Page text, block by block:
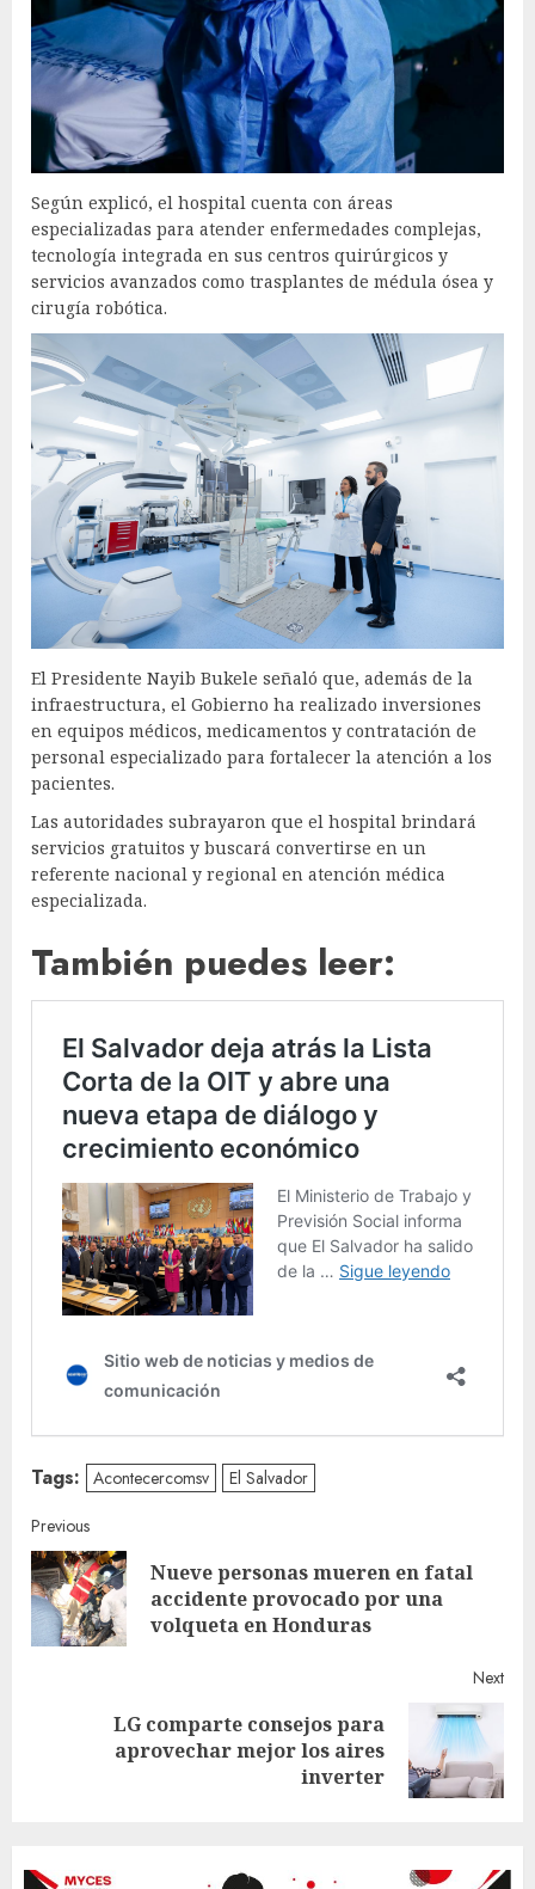
Según explicó, el hospital cuenta con áreas
especializadas para atender enfermedades complejas,
tecnología integrada en sus centros quirúrgicos y
servicios avanzados como trasplantes de médula ósea y
cirugía robótica.
El Presidente Nayib Bukele señaló que, además de la
infraestructura, el Gobierno ha realizado inversiones
en equipos médicos, medicamentos y contratación de
personal especializado para fortalecer la atención a los
pacientes.
Las autoridades subrayaron que el hospital brindará
servicios gratuitos y buscará convertirse en un
referente nacional y regional en atención médica
especializada.
También puedes leer:
Tags: Acontecercomsv El Salvador
Continue
Reading
Previous
Nueve personas mueren en fatal
accidente provocado por una
volqueta en Honduras
Next
LG comparte consejos para
aprovechar mejor los aires
inverter